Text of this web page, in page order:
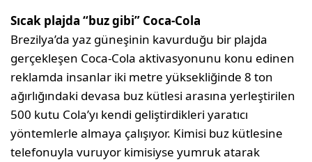
Sıcak plajda “buz gibi” Coca-Cola
Brezilya’da yaz güneşinin kavurduğu bir plajda
gerçekleşen Coca-Cola aktivasyonunu konu edinen
reklamda insanlar iki metre yüksekliğinde 8 ton
ağırlığındaki devasa buz kütlesi arasına yerleştirilen
500 kutu Cola’yı kendi geliştirdikleri yaratıcı
yöntemlerle almaya çalışıyor. Kimisi buz kütlesine
telefonuyla vuruyor kimisiyse yumruk atarak